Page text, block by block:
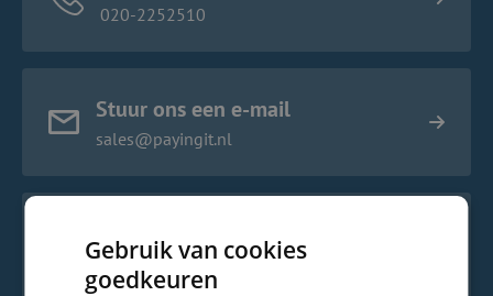
020-2252510
Stuur ons een e-mail
sales@payingit.nl
Bekijk de route
Gebruik van cookies
goedkeuren